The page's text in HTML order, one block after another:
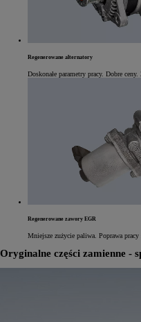
Regenerowane alternatory
Doskonałe parametry pracy. Dobre ceny.
Regenerowane zawory EGR
Mniejsze zużycie paliwa. Poprawa pracy
Oryginalne części zamienne -